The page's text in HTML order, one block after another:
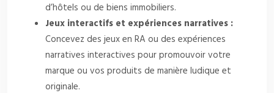
d’hôtels ou de biens immobiliers.
Jeux interactifs et expériences narratives :
Concevez des jeux en RA ou des expériences
narratives interactives pour promouvoir votre
marque ou vos produits de manière ludique et
originale.